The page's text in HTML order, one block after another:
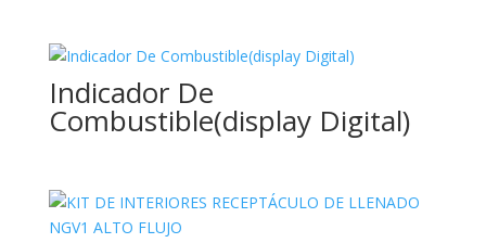
Indicador De
Combustible(display Digital)